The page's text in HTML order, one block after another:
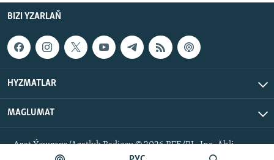
BIZI YZARLAŇ
HYZMATLAR
MAGLUMAT
Azat Ýewropa/Azatlyk Radiosy © 2026 RFE/RL, Inc. Ähli
hukuklar goralan.